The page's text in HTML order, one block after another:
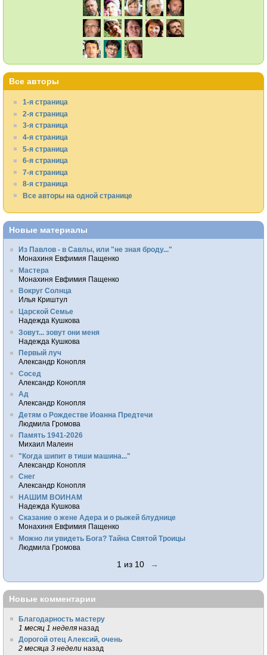
Все авторы
1-я страница
2-я страница
3-я страница
4-я страница
5-я страница
6-я страница
7-я страница
8-я страница
Все авторы на одной странице
Новые материалы
Из Павлов - в Савлы, или "не зная броду..."
Монахиня Евфимия Пащенко
Мастера
Монахиня Евфимия Пащенко
Вокруг Солнца
Илья Криштул
Царской Семье
Надежда Кушкова
Зовут... зовут они меня
Надежда Кушкова
Первый луч
Александр Конопля
Сосед
Александр Конопля
Ад
Александр Конопля
Детям о Рождестве Иоанна Предтечи
Людмила Громова
Память 1941-2026
Михаил Малеин
"Когда шипит в тиши машина..."
Александр Конопля
Снег
Александр Конопля
НАШИМ ВОИНАМ
Надежда Кушкова
Сказание о жене Адера и о рыжей блуднице
Монахиня Евфимия Пащенко
Можно ли увидеть Бога? Тайна Святой Троицы
Людмила Громова
1 из 10 →
Новые комментарии
Благодарность мастеру
1 месяц 1 неделя назад
Дорогой отец Алексий, очень
2 месяца 3 недели назад